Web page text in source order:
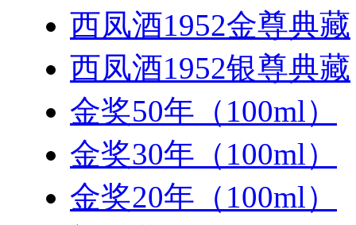
西凤酒1952金尊典藏
西凤酒1952银尊典藏
金奖50年（100ml）
金奖30年（100ml）
金奖20年（100ml）